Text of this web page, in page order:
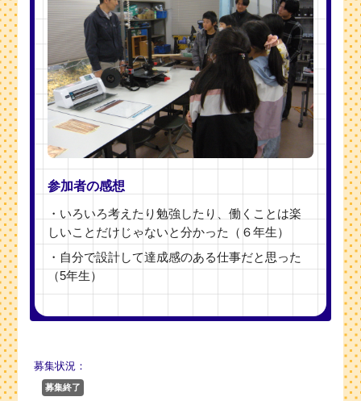
参加者の感想
・いろいろ考えたり勉強したり、働くことは楽
しいことだけじゃないと分かった（６年生）
・自分で設計して達成感のある仕事だと思った
（5年生）
募集状況：
募集終了